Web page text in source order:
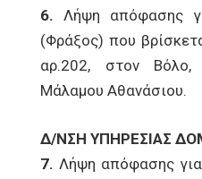
6. Λήψη απόφασης
(Φράξος) που
αρ.202, στον Βόλο,
Μάλαμου Αθανάσιου.
Δ/ΝΣΗ ΥΠΗΡΕΣΙΑΣ
7. Λήψη απόφασης